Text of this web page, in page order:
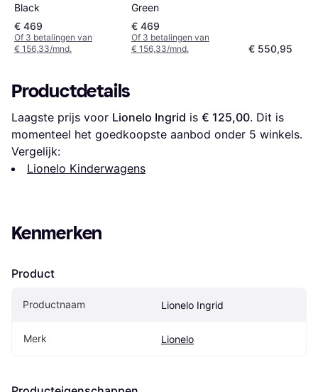
Black
€ 469
Of 3 betalingen van
€ 156,33/mnd.
Green
€ 469
Of 3 betalingen van
€ 156,33/mnd.
€ 550,95
Productdetails
Laagste prijs voor Lionelo Ingrid is € 125,00. Dit is
momenteel het goedkoopste aanbod onder 5 winkels.
Vergelijk:
Lionelo Kinderwagens
Kenmerken
Product
Productnaam Lionelo Ingrid
Merk Lionelo